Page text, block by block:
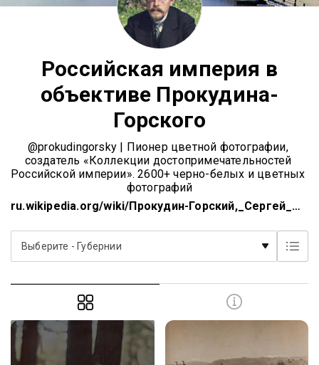
Российская империя в
объективе Прокудина-
Горского
@prokudingorsky | Пионер цветной фотографии,
создатель «Коллекции достопримечательностей
Российской империи». 2600+ черно-белых и цветных
фотографий
ru.wikipedia.org/wiki/Прокудин-Горский,_Сергей_Мих...
Выберите - Губернии